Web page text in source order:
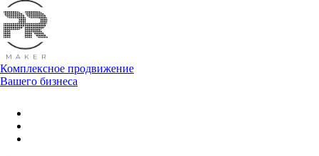
Комплексное продвижение
Вашего бизнеса